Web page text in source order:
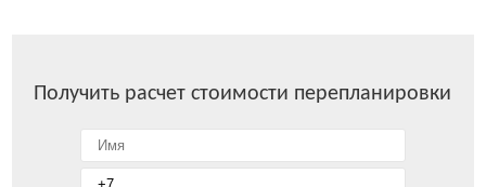
Получить расчет стоимости перепланировки